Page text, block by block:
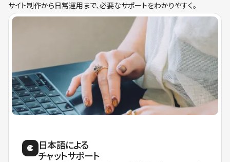
サイト制作から日常運用まで、必要なサポートをわかりやすく。
日本語による
チャットサポート